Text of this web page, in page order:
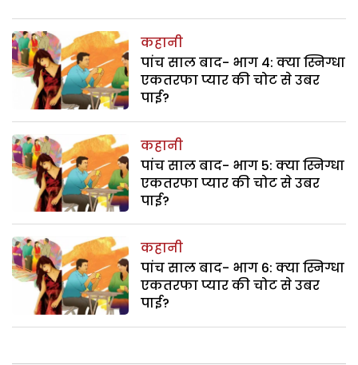
कहानी
पांच साल बाद- भाग 4: क्या स्निग्धा
एकतरफा प्यार की चोट से उबर
पाई?
कहानी
पांच साल बाद- भाग 5: क्या स्निग्धा
एकतरफा प्यार की चोट से उबर
पाई?
कहानी
पांच साल बाद- भाग 6: क्या स्निग्धा
एकतरफा प्यार की चोट से उबर
पाई?